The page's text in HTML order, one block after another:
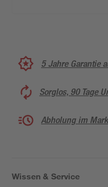
5 Jahre Garantie
Sorglos, 90 Tage
Abholung im
Wissen & Service